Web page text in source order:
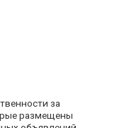
за
размещены